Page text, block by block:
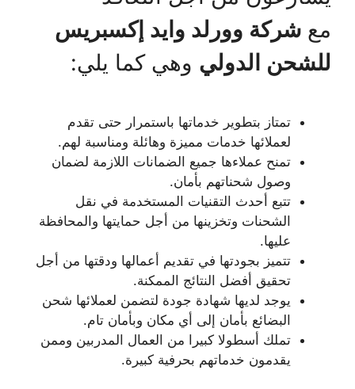
مع شركة وورلد وايد إكسبريس
للشحن الدولي وهي كما يلي:
تمتاز بتطوير خدماتها باستمرار حتى تقدم
لعملائها خدمات مميزة وهائلة ومناسبة لهم.
تمنح عملاءها جميع الضمانات اللازمة لضمان
وصول شحناتهم بأمان.
تتبع أحدث التقنيات المستخدمة في نقل
الشحنات وتخزينها من أجل حمايتها والمحافظة
عليها.
تتميز بجودتها في تقديم أعمالها ودقتها من أجل
تحقيق أفضل النتائج الممكنة.
يوجد لديها شهادة جودة لتضمن لعملائها شحن
البضائع بأمان إلى أي مكان وبأمان تام.
تملك أسطولا كبيرا من العمال المدربين وممن
يقدمون خدماتهم بحرفية كبيرة.